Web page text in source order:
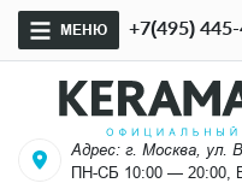
МЕНЮ +7(495)
Адрес: г. Москва, ул.
ПН-СБ 10:00 — 20:00,